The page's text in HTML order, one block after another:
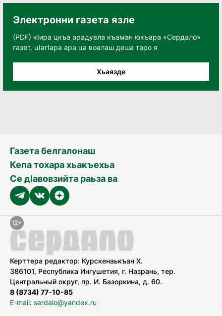
Электронни газета язле
(PDF) кӀира цкъа арадувла къаман юкъара «Сердало»
газет, цӀагӀара ара ца воалаш деша таро я
Хьаязде
Газета белгалонаш
Кепа тохара хьакъехьа
Се дӀавовзийта раьза ва
Керттера редактор: Курскенаькъан Х.
386101, Республика Ингушетия, г. Назрань, тер.
Центральный округ, пр. И. Базоркина, д. 60.
8 (8734) 77-10-85
E-mail: serdalo@yandex.ru